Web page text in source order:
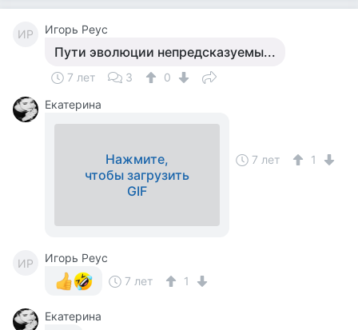
ИР Игорь Реус
Пути эволюции непредсказуемы...
7 лет 3
0
Екатерина
Нажмите,
чтобы загрузить
GIF
7 лет 1
ИР
Игорь Реус
7 лет
1
Екатерина